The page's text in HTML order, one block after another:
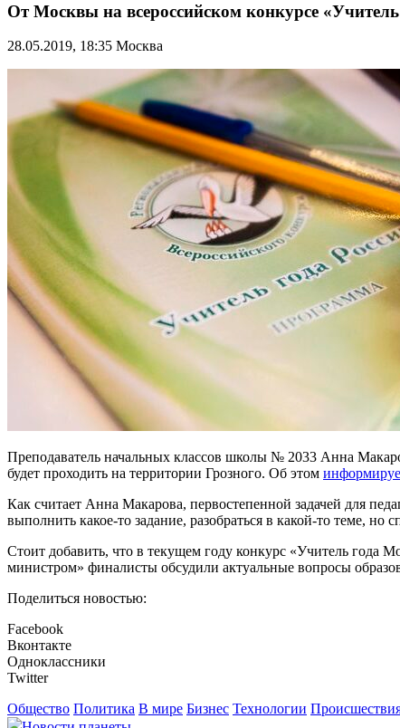
От Москвы на всероссийском конкурсе
28.05.2019, 18:35 Москва
Преподаватель начальных классов школы № 2033 Анна
будет проходить на территории Грозного. Об этом
Как считает Анна Макарова, первостепенной задачей для
выполнить какое-то задание, разобраться в какой-то теме, но
Стоит добавить, что в текущем году конкурс «Учитель
министром» финалисты обсудили актуальные вопросы
Поделиться новостью:
Facebook
Вконтакте
Одноклассники
Twitter
Общество Политика В мире Бизнес Технологии